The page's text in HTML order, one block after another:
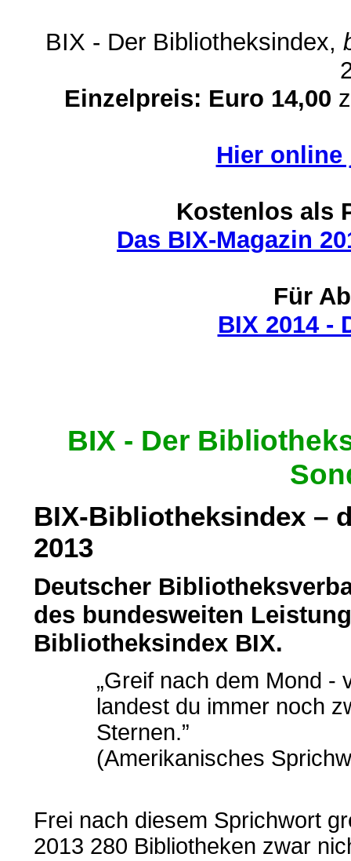
BIX - Der Bibliotheksindex,
Einzelpreis: Euro 14,00
Hier online
Kostenlos als
Das BIX-Magazin
Für
BIX 2014 -
BIX - Der
BIX-Bibliotheksindex –
2013
Deutscher
des bundesweiten
Bibliotheksindex BIX.
„Greif nach dem Mond -
landest du immer noch
Sternen.”
(Amerikanisches
Frei nach diesem Sprichwort
2013 280 Bibliotheken zwar